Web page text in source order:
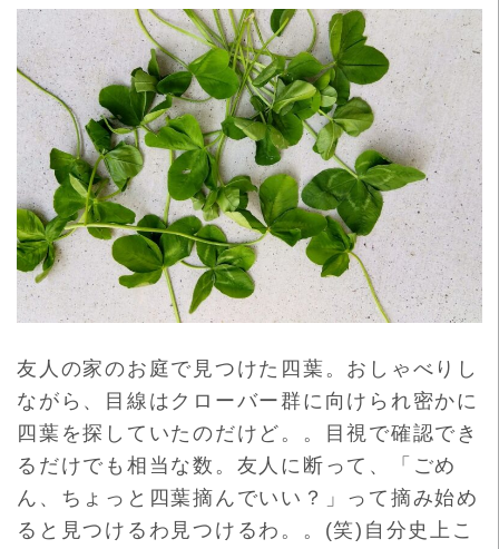
友人の家のお庭で見つけた四葉。おしゃべりし
ながら、目線はクローバー群に向けられ密かに
四葉を探していたのだけど。。目視で確認でき
るだけでも相当な数。友人に断って、「ごめ
ん、ちょっと四葉摘んでいい？」って摘み始め
ると見つけるわ見つけるわ。。(笑)自分史上こ